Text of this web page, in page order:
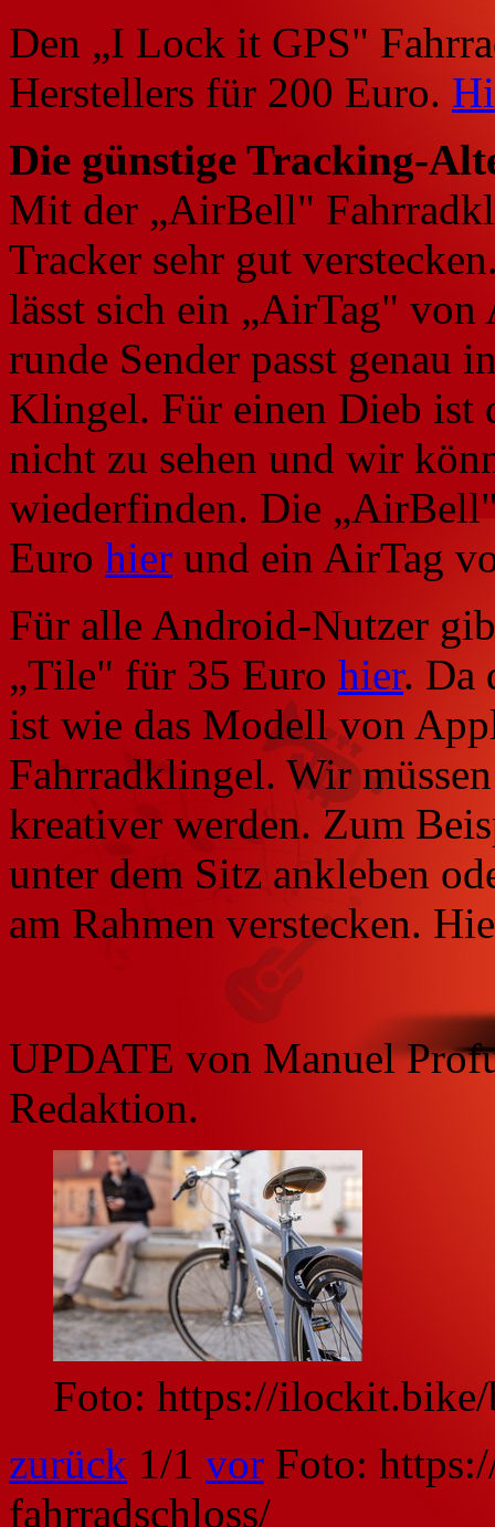
Den „I Lock it GPS"
Herstellers für 200 Euro.
Die günstige Tracking-
Mit der „AirBell"
Tracker sehr gut
lässt sich ein „AirTag" von
runde Sender passt genau
Klingel. Für einen Dieb ist
nicht zu sehen und wir
wiederfinden. Die
Euro hier und ein AirTag
Für alle Android-Nutzer
„Tile" für 35 Euro hier. Da
ist wie das Modell von
Fahrradklingel. Wir
kreativer werden. Zum
unter dem Sitz ankleben
am Rahmen verstecken.
UPDATE von Manuel
Redaktion.
Foto: https://
zurück 1/1 vor Foto:
fahrradschloss/